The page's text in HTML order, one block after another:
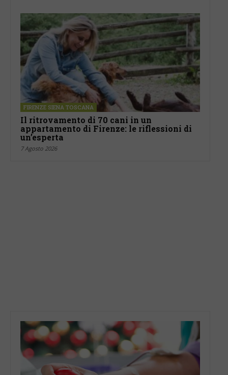
FIRENZE SIENA TOSCANA
Il ritrovamento di 70 cani in un
appartamento di Firenze: le riflessioni di
un’esperta
7 Agosto 2026